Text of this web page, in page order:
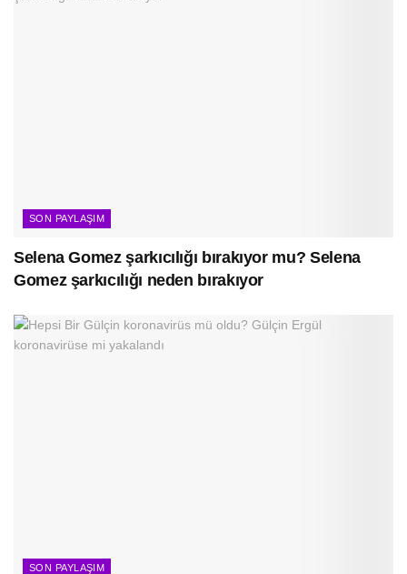
SON PAYLAŞIM
Selena Gomez şarkıcılığı bırakıyor mu? Selena
Gomez şarkıcılığı neden bırakıyor
SON PAYLAŞIM